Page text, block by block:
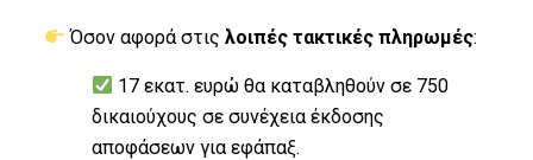
Όσον αφορά στις λοιπές τακτικές πληρωμές:
17 εκατ. ευρώ θα καταβληθούν σε 750
δικαιούχους σε συνέχεια έκδοσης
αποφάσεων για εφάπαξ.